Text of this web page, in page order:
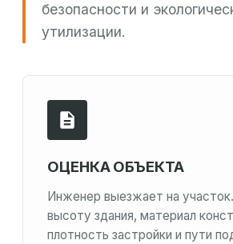
безопасности и
утилизации.
ОЦЕНКА ОБЪЕКТА
Инженер выезжает на
высоту здания, материал
плотность застройки и пути